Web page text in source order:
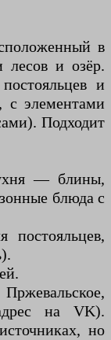
в
лесов и озёр.
и
с элементами
Подходит
— блины,
блюда с
постояльцев,
на VK).
но